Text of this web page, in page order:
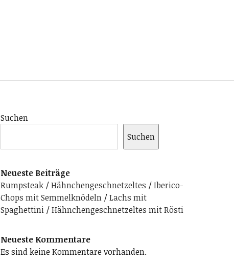
Suchen
Suchen
Neueste Beiträge
Rumpsteak
Hähnchengeschnetzeltes
Iberico-
Chops mit Semmelknödeln
Lachs mit
Spaghettini
Hähnchengeschnetzeltes mit Rösti
Neueste Kommentare
Es sind keine Kommentare vorhanden.